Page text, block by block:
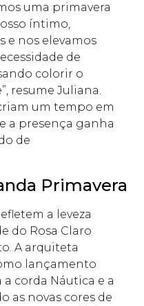
uma primavera
íntimo,
e nos elevamos
de
colorir o
resume Juliana.
um tempo em
a presença ganha
de
Primavera
a leveza
do Rosa Claro
A arquiteta
lançamento
corda Náutica e a
as novas cores de